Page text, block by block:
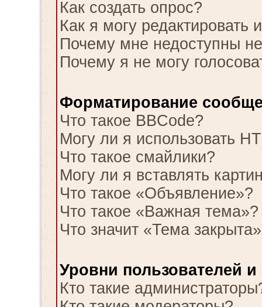
Как создать опрос?
Как я могу редактировать
Почему мне недоступны
Почему я не могу
Форматирование
Что такое BBCode?
Могу ли я использовать
Что такое смайлики?
Могу ли я вставлять
Что такое «Объявление»?
Что такое «Важная тема»?
Что значит «Тема
Уровни пользователей и
Кто такие